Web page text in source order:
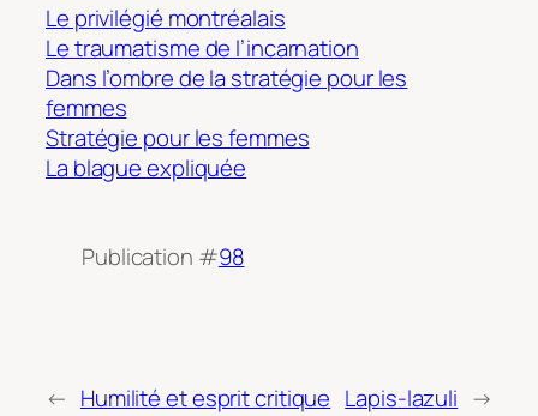
Le privilégié montréalais
Le traumatisme de l’incarnation
Dans l’ombre de la stratégie pour les
femmes
Stratégie pour les femmes
La blague expliquée
Publication #98
← Humilité et esprit critique Lapis-lazuli →